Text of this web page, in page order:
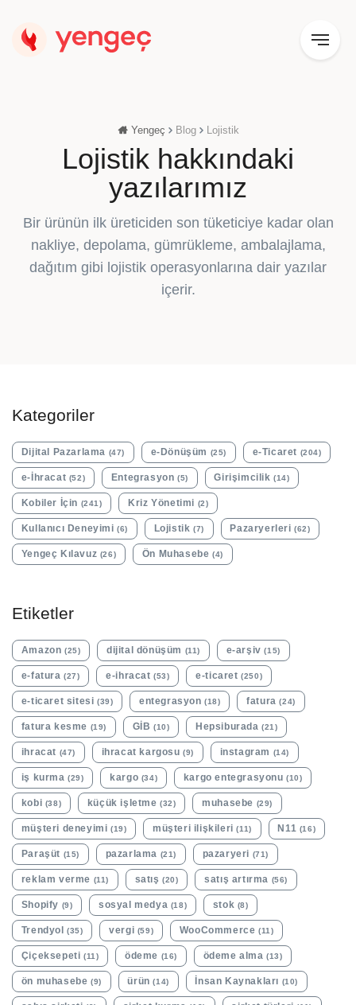
Yengeç Blog Lojistik
Lojistik hakkındaki
yazılarımız
Bir ürünün ilk üreticiden son tüketiciye kadar olan
nakliye, depolama, gümrükleme, ambalajlama,
dağıtım gibi lojistik operasyonlarına dair yazılar
içerir.
Kategoriler
Dijital Pazarlama (47) e-Dönüşüm (25) e-Ticaret (204)
e-İhracat (52) Entegrasyon (5) Girişimcilik (14)
Kobiler İçin (241) Kriz Yönetimi (2)
Kullanıcı Deneyimi (6) Lojistik (7) Pazaryerleri (62)
Yengeç Kılavuz (26) Ön Muhasebe (4)
Etiketler
Amazon (25) dijital dönüşüm (11) e-arşiv (15)
e-fatura (27) e-ihracat (53) e-ticaret (250)
e-ticaret sitesi (39) entegrasyon (18) fatura (24)
fatura kesme (19) GİB (10) Hepsiburada (21)
ihracat (47) ihracat kargosu (9) instagram (14)
iş kurma (29) kargo (34) kargo entegrasyonu (10)
kobi (38) küçük işletme (32) muhasebe (29)
müşteri deneyimi (19) müşteri ilişkileri (11) N11 (16)
Paraşüt (15) pazarlama (21) pazaryeri (71)
reklam verme (11) satış (20) satış artırma (56)
Shopify (9) sosyal medya (18) stok (8)
Trendyol (35) vergi (59) WooCommerce (11)
Çiçeksepeti (11) ödeme (16) ödeme alma (13)
ön muhasebe (9) ürün (14) İnsan Kaynakları (10)